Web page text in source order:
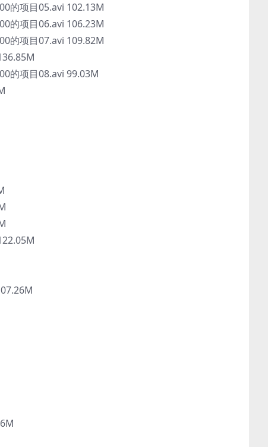
的项目05.avi 102.13M
的项目06.avi 106.23M
的项目07.avi 109.82M
的项目08.avi 99.03M